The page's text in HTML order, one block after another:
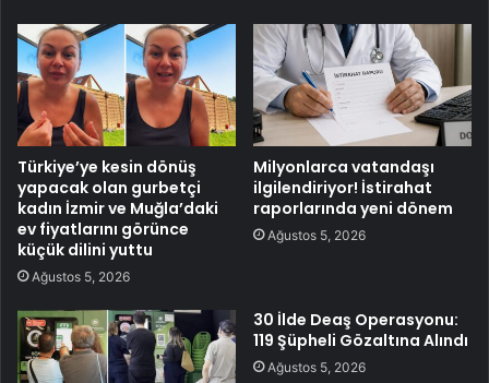
Türkiye’ye kesin dönüş
yapacak olan gurbetçi
kadın İzmir ve Muğla’daki
ev fiyatlarını görünce
küçük dilini yuttu
Ağustos 5, 2026
Milyonlarca vatandaşı
ilgilendiriyor! İstirahat
raporlarında yeni dönem
Ağustos 5, 2026
30 İlde Deaş Operasyonu:
119 Şüpheli Gözaltına Alındı
Ağustos 5, 2026